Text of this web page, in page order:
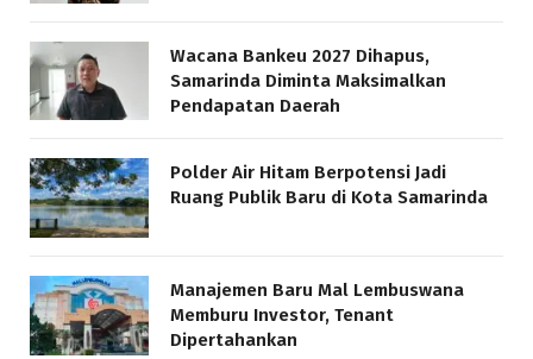
Wacana Bankeu 2027 Dihapus,
Samarinda Diminta Maksimalkan
Pendapatan Daerah
Polder Air Hitam Berpotensi Jadi
Ruang Publik Baru di Kota Samarinda
Manajemen Baru Mal Lembuswana
Memburu Investor, Tenant
Dipertahankan